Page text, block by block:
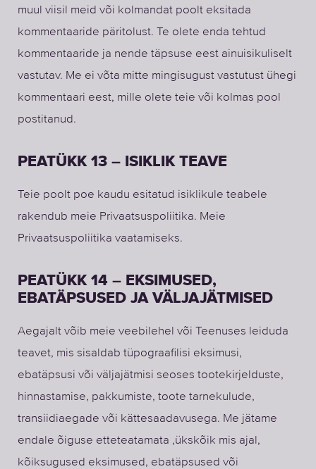
muul viisil meid või kolmandat poolt eksitada
kommentaaride päritolust. Te olete enda tehtud
kommentaaride ja nende täpsuse eest ainuisikuliselt
vastutav. Me ei võta mitte mingisugust vastutust ühegi
kommentaari eest, mille olete teie või kolmas pool
postitanud.
PEATÜKK 13 – ISIKLIK TEAVE
Teie poolt poe kaudu esitatud isiklikule teabele
rakendub meie Privaatsuspoliitika. Meie
Privaatsuspoliitika vaatamiseks.
PEATÜKK 14 – EKSIMUSED,
EBATÄPSUSED JA VÄLJAJÄTMISED
Aegajalt võib meie veebilehel või Teenuses leiduda
teavet, mis sisaldab tüpograafilisi eksimusi,
ebatäpsusi või väljajätmisi seoses tootekirjelduste,
hinnastamise, pakkumiste, toote tarnekulude,
transiidiaegade või kättesaadavusega. Me jätame
endale õiguse etteteatamata ,ükskõik mis ajal,
kõiksugused eksimused, ebatäpsused või